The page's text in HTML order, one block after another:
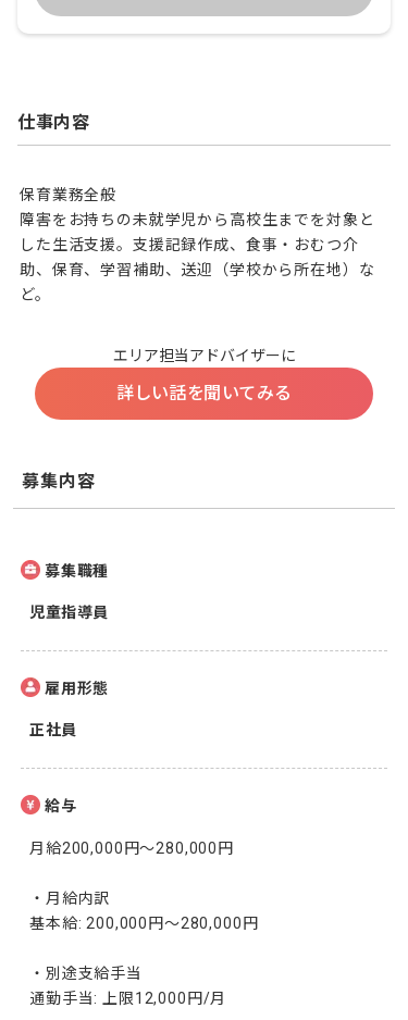
仕事内容
保育業務全般
障害をお持ちの未就学児から高校生までを対象と
した生活支援。支援記録作成、食事・おむつ介
助、保育、学習補助、送迎（学校から所在地）な
ど。
エリア担当アドバイザーに
詳しい話を聞いてみる
募集内容
募集職種
児童指導員
雇用形態
正社員
給与
月給200,000円〜280,000円
・月給内訳
基本給: 200,000円〜280,000円
・別途支給手当
通勤手当: 上限12,000円/月